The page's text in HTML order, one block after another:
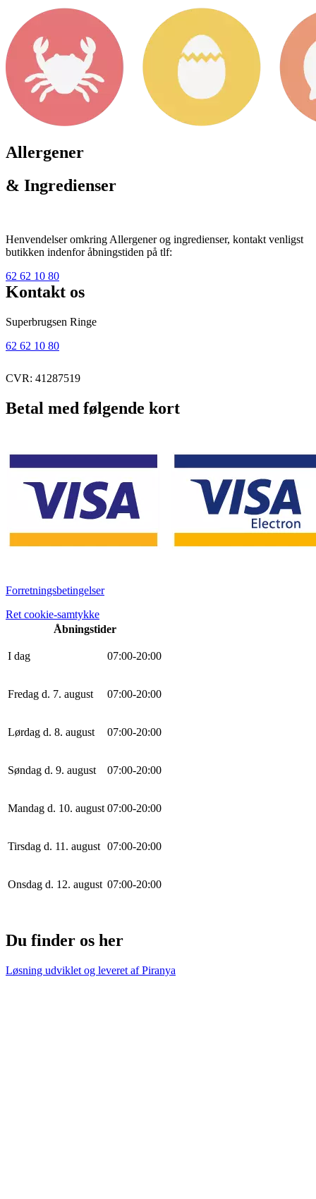
Allergener
& Ingredienser
Henvendelser omkring Allergener og ingredienser, kontakt venligst
butikken indenfor åbningstiden på tlf:
62 62 10 80
Kontakt os
Superbrugsen Ringe
62 62 10 80
CVR: 41287519
Betal med følgende kort
Forretningsbetingelser
Ret cookie-samtykke
Åbningstider
I dag 07:00-20:00
Fredag d. 7. august 07:00-20:00
Lørdag d. 8. august 07:00-20:00
Søndag d. 9. august 07:00-20:00
Mandag d. 10. august 07:00-20:00
Tirsdag d. 11. august 07:00-20:00
Onsdag d. 12. august 07:00-20:00
Du finder os her
Løsning udviklet og leveret afPiranya